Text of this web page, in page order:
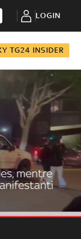
LOGIN
TG24 INSIDER